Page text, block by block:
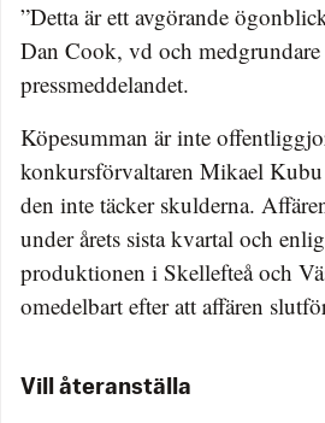
”Detta är ett avgörande
Dan Cook, vd och
pressmeddelandet.
Köpesumman är inte
konkursförvaltaren Mikael
den inte täcker skulderna.
under årets sista kvartal och
produktionen i Skellefteå och
omedelbart efter att affären
Vill återanställa